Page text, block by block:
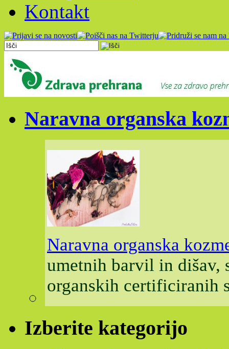
Kontakt
Naravna organska
Naravna organska
umetnih barvil in dišav,
organskih certificiranih
Izberite kategorijo